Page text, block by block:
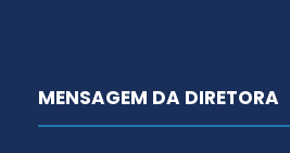
MENSAGEM DA DIRETORA